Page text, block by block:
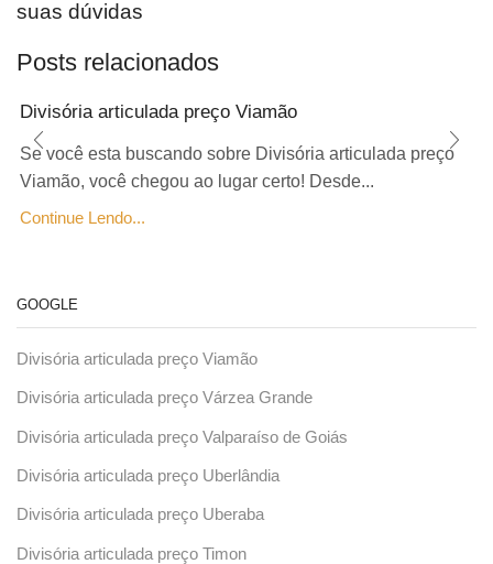
suas dúvidas
Posts relacionados
Divisória articulada preço Viamão
Se você esta buscando sobre Divisória articulada preço
Viamão, você chegou ao lugar certo! Desde...
Continue Lendo...
GOOGLE
Divisória articulada preço Viamão
Divisória articulada preço Várzea Grande
Divisória articulada preço Valparaíso de Goiás
Divisória articulada preço Uberlândia
Divisória articulada preço Uberaba
Divisória articulada preço Timon